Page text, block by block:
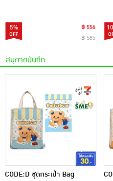
5%
฿ 556
฿ 585
สมุดจดบันทึก
CODE:D ชุดกระเป๋า Bag